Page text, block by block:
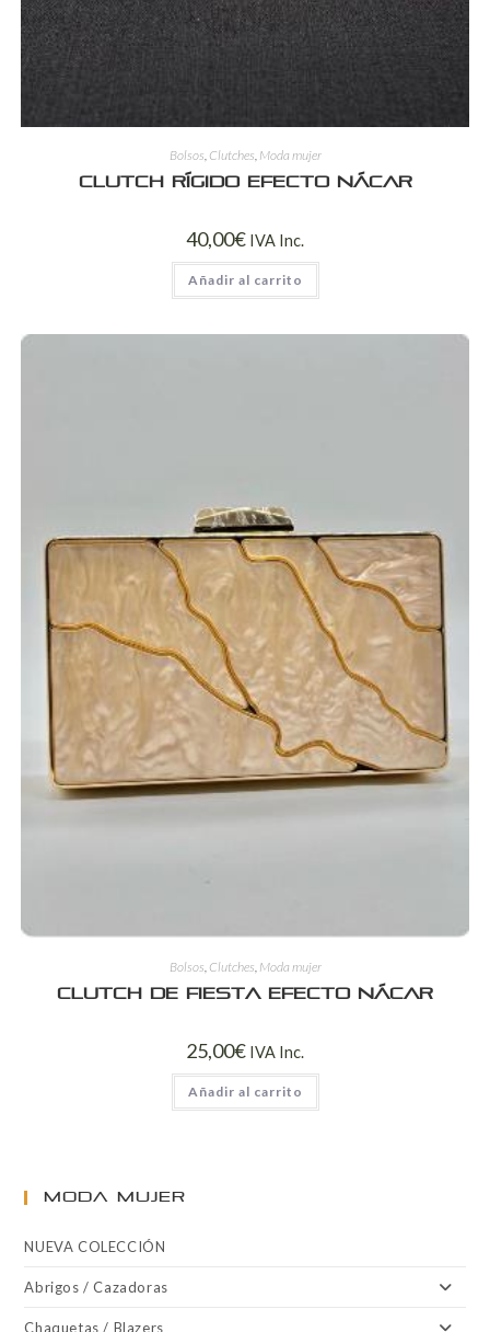
Bolsos Clutches Moda mujer
Clutch Rígido Efecto Nácar
40,00€ IVA Inc.
Añadir al carrito
Bolsos, Clutches, Moda mujer
Clutch de Fiesta Efecto Nácar
25,00€ IVA Inc.
Añadir al carrito
MODA MUJER
NUEVA COLECCIÓN
Abrigos / Cazadoras
Chaquetas / Blazers